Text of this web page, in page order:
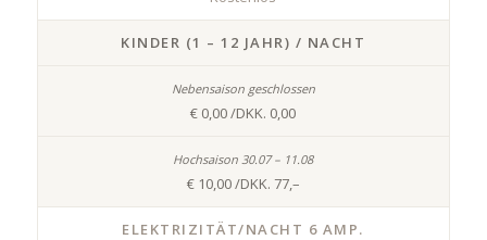
KINDER (1 – 12 JAHR) / NACHT
€ 0,00 /DKK. 0,00
€ 10,00 /DKK. 77,–
ELEKTRIZITÄT/NACHT 6 AMP.